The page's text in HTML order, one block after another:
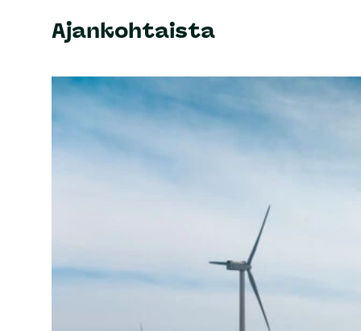
Ajankohtaista